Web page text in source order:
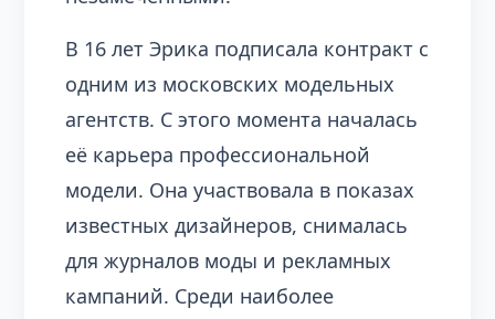
В 16 лет Эрика подписала контракт с
одним из московских модельных
агентств. С этого момента началась
её карьера профессиональной
модели. Она участвовала в показах
известных дизайнеров, снималась
для журналов моды и рекламных
кампаний. Среди наиболее